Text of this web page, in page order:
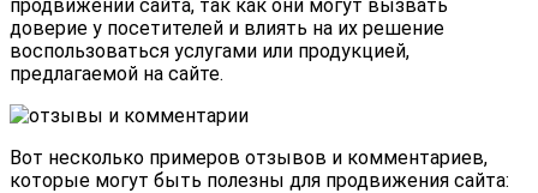
продвижении сайта, так как они могут вызвать
доверие у посетителей и влиять на их решение
воспользоваться услугами или продукцией,
предлагаемой на сайте.
Вот несколько примеров отзывов и комментариев,
которые могут быть полезны для продвижения сайта: